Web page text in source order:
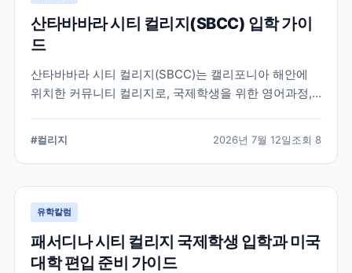
산타바바라 시티 컬리지(SBCC) 입학 가이
드
산타바바라 시티 컬리지(SBCC)는 캘리포니아 해안에
위치한 커뮤니티 컬리지로, 국제학생을 위한 영어과정,
서 확인해야 할 사항을 정리했습니다.
#컬리지 2026년 7월 12일조회 8
유학칼럼
패서디나 시티 컬리지 국제학생 입학과 미국
대학 편입 준비 가이드